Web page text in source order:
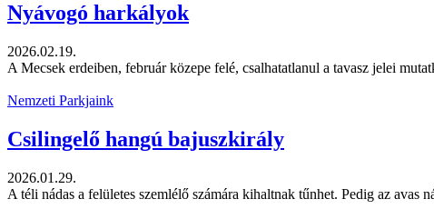
Nyávogó harkályok
2026.02.19.
A Mecsek erdeiben, február közepe felé, csalhatatlanul a tavasz jelei
Nemzeti Parkjaink
Csilingelő hangú bajuszkirály
2026.01.29.
A téli nádas a felületes szemlélő számára kihaltnak tűnhet. Pedig az avas